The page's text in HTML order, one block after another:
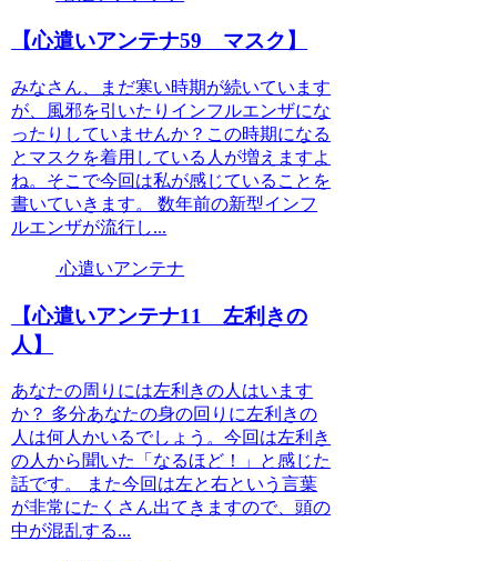
【心遣いアンテナ59 マスク】
みなさん、まだ寒い時期が続いています
が、風邪を引いたりインフルエンザにな
ったりしていませんか？この時期になる
とマスクを着用している人が増えますよ
ね。そこで今回は私が感じていることを
書いていきます。 数年前の新型インフ
ルエンザが流行し...
心遣いアンテナ
【心遣いアンテナ11 左利きの
人】
あなたの周りには左利きの人はいます
か？ 多分あなたの身の回りに左利きの
人は何人かいるでしょう。今回は左利き
の人から聞いた「なるほど！」と感じた
話です。 また今回は左と右という言葉
が非常にたくさん出てきますので、頭の
中が混乱する...